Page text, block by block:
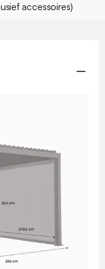
accessoires)